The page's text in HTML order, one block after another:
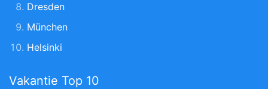
Dresden
München
Helsinki
Vakantie Top 10